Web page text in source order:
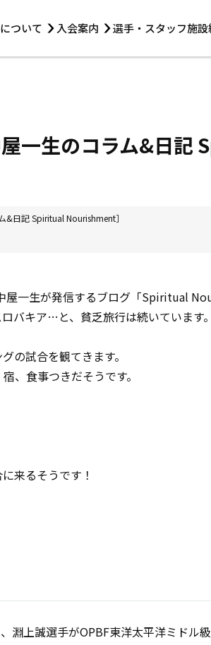
ついて 入会案内 選手・スタッフ施設
選手・スタッフ
アク
一生のコラム&日記
&日記 Spiritual Nourishment］
屋一生が発信するブログ「Spiritual
バキア…と、貧乏旅行は続いています。
の試合を観てきます。
、食事つきだそうです。
来るそうです！
淵上誠選手がOPBF東洋太平洋ミドル